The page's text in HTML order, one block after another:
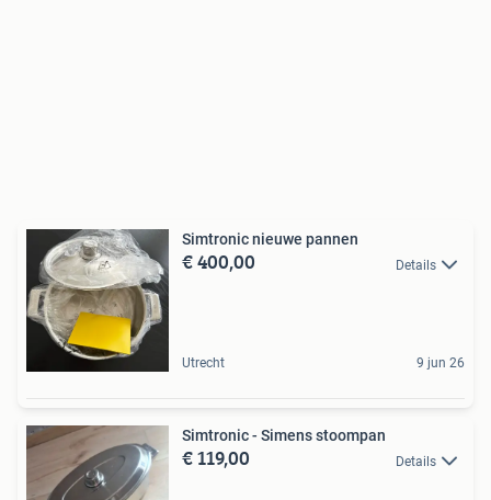
Simtronic nieuwe pannen
€ 400,00 Details
Utrecht 9 jun 26
Simtronic - Simens stoompan
€ 119,00 Details